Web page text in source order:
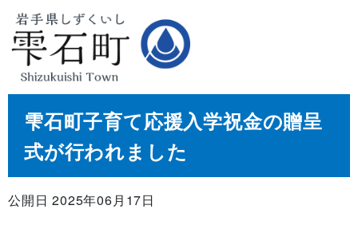
雫石町子育て応援入学祝金の贈呈
式が行われました
公開日 2025年06月17日